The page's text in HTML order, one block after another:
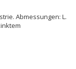
Abmessungen: L.